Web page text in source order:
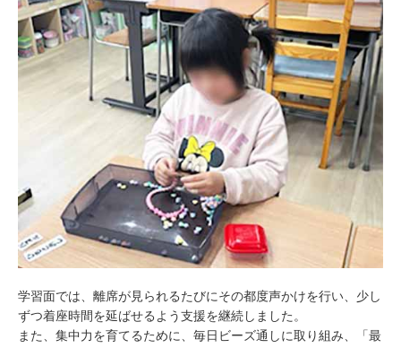
学習面では、離席が見られるたびにその都度声かけを行い、少し
ずつ着座時間を延ばせるよう支援を継続しました。
また、集中力を育てるために、毎日ビーズ通しに取り組み、「最